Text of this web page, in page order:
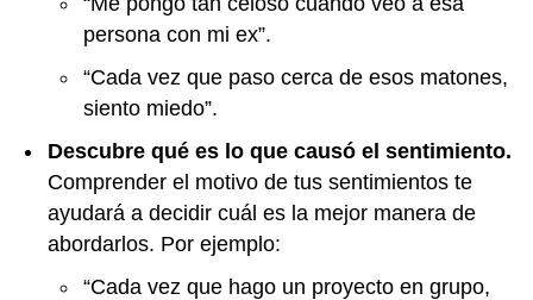
persona con mi ex”.
“Cada vez que paso cerca de esos matones,
siento miedo”.
Descubre qué es lo que causó el sentimiento.
Comprender el motivo de tus sentimientos te
ayudará a decidir cuál es la mejor manera de
abordarlos. Por ejemplo:
“Cada vez que hago un proyecto en grupo,